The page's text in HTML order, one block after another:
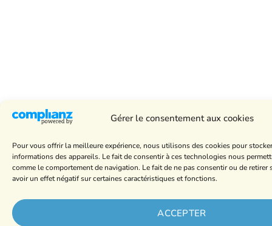
Gérer le consentement aux cookies
Pour vous offrir la meilleure expérience, nous utilisons des cookies pour
informations des appareils. Le fait de consentir à ces technologies nous
comme le comportement de navigation. Le fait de ne pas consentir ou de retirer
avoir un effet négatif sur certaines caractéristiques et fonctions.
ACCEPTER